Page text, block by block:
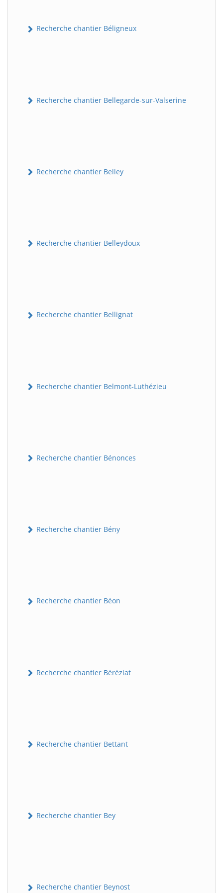
Recherche chantier Béligneux
Recherche chantier Bellegarde-sur-Valserine
Recherche chantier Belley
Recherche chantier Belleydoux
Recherche chantier Bellignat
Recherche chantier Belmont-Luthézieu
Recherche chantier Bénonces
Recherche chantier Bény
Recherche chantier Béon
Recherche chantier Béréziat
Recherche chantier Bettant
Recherche chantier Bey
Recherche chantier Beynost